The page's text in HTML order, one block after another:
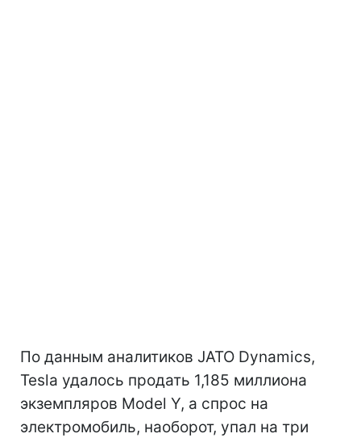
По данным аналитиков JATO Dynamics,
Tesla удалось продать 1,185 миллиона
экземпляров Model Y, а спрос на
электромобиль, наоборот, упал на три